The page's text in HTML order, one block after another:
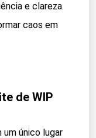
e clareza.
caos em
de WIP
único lugar